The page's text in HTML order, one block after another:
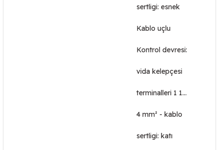
sertligi: esnek
Kablo uçlu
Kontrol devresi:
vida kelepçesi
terminalleri 1 1…
4 mm² - kablo
sertligi: katı